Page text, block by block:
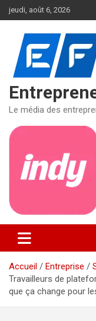
Aller
au
jeudi, août 6, 2026
Le média des
Accueil Entreprise
Travailleurs de
que ça change pour